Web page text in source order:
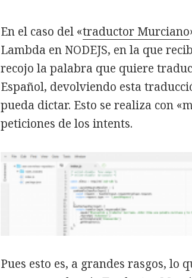
En el caso del «traductor Murciano
Lambda en NODEJS, en la que
recojo la palabra que quiere
Español, devolviendo esta
pueda dictar. Esto se realiza con
peticiones de los intents.
Pues esto es, a grandes rasgos, lo